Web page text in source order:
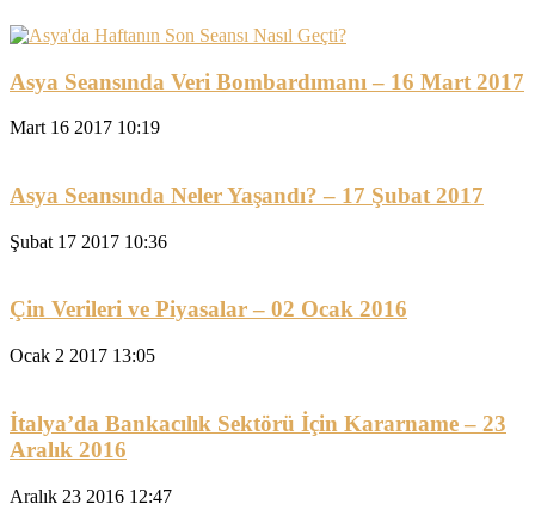
Asya Seansında Veri Bombardımanı – 16 Mart 2017
Mart 16 2017 10:19
Asya Seansında Neler Yaşandı? – 17 Şubat 2017
Şubat 17 2017 10:36
Çin Verileri ve Piyasalar – 02 Ocak 2016
Ocak 2 2017 13:05
İtalya’da Bankacılık Sektörü İçin Kararname – 23
Aralık 2016
Aralık 23 2016 12:47